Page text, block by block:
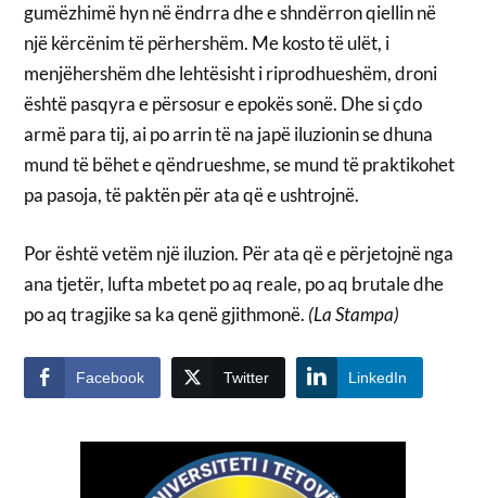
gumëzhimë hyn në ëndrra dhe e shndërron qiellin në
një kërcënim të përhershëm. Me kosto të ulët, i
menjëhershëm dhe lehtësisht i riprodhueshëm, droni
është pasqyra e përsosur e epokës sonë. Dhe si çdo
armë para tij, ai po arrin të na japë iluzionin se dhuna
mund të bëhet e qëndrueshme, se mund të praktikohet
pa pasoja, të paktën për ata që e ushtrojnë.
Por është vetëm një iluzion. Për ata që e përjetojnë nga
ana tjetër, lufta mbetet po aq reale, po aq brutale dhe
po aq tragjike sa ka qenë gjithmonë. (La Stampa)
Facebook Twitter LinkedIn